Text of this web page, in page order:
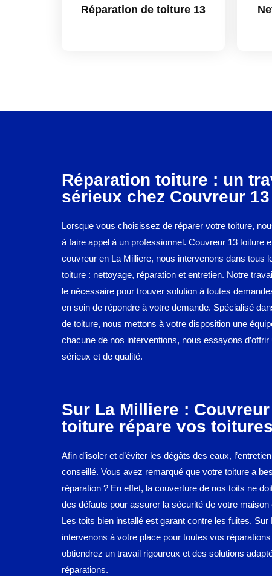
Réparation de toiture 13
Réparation toiture : un
sérieux chez Couvreur
Lorsque vous choisissez de réparer votre toiture,
à faire appel à un professionnel. Couvreur 13 toiture
couvreur en La Milliere, nous intervenons dans tous
toiture : nettoyage, réparation et entretien. Notre
le nécessaire pour trouver solution à toutes
en soin de répondre à votre demande. Spécialisé
de toiture, nous mettons à votre disposition une
chacune de nos interventions, nous essayons d’offrir
sérieux et de qualité.
Sur La Milliere : Couvreur
toiture répare vos toitures
Afin d’isoler et d’éviter les dégâts des eaux,
conseillé. Vous avez remarqué que votre toiture a
réparation ? En effet, la couverture de nos toits ne
des défauts pour assurer la sécurité de votre maison
Les toits bien installé est garant contre les fuites. Sur
intervenons à votre place pour toutes vos
obtiendrez un travail rigoureux et des solutions
réparations.